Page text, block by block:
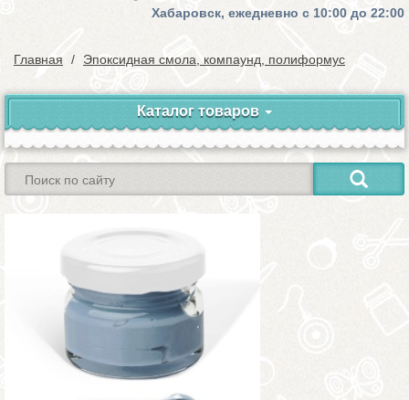
Хабаровск, ежедневно с 10:00 до 22:00
Главная Эпоксидная смола, компаунд, полиформус
Каталог товаров